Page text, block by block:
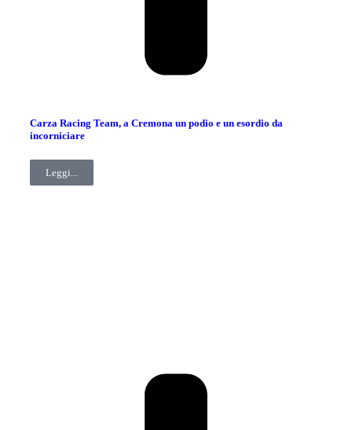
Carza Racing Team, a Cremona un podio e un esordio da
incorniciare
Leggi...